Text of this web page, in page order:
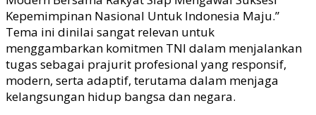
Kepemimpinan Nasional Untuk Indonesia Maju.”
Tema ini dinilai sangat relevan untuk
menggambarkan komitmen TNI dalam menjalankan
tugas sebagai prajurit profesional yang responsif,
modern, serta adaptif, terutama dalam menjaga
kelangsungan hidup bangsa dan negara.